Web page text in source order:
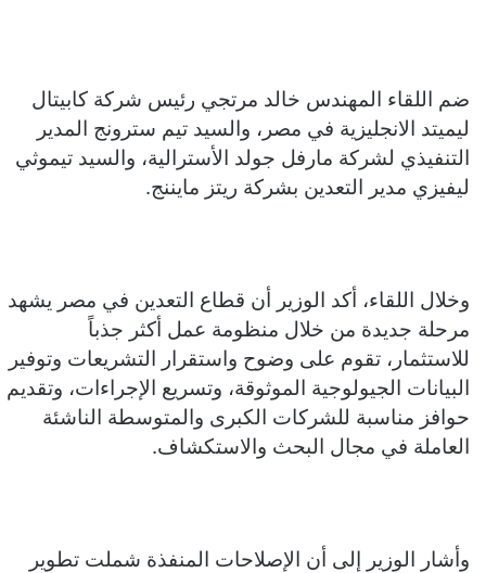
ضم اللقاء المهندس خالد مرتجي رئيس شركة كابيتال
ليميتد الانجليزية في مصر، والسيد تيم سترونج المدير
التنفيذي لشركة مارفل جولد الأسترالية، والسيد تيموثي
ليفيزي مدير التعدين بشركة ريتز مايننج.
وخلال اللقاء، أكد الوزير أن قطاع التعدين في مصر يشهد
مرحلة جديدة من خلال منظومة عمل أكثر جذباً
للاستثمار، تقوم على وضوح واستقرار التشريعات وتوفير
البيانات الجيولوجية الموثوقة، وتسريع الإجراءات، وتقديم
حوافز مناسبة للشركات الكبرى والمتوسطة الناشئة
العاملة في مجال البحث والاستكشاف.
وأشار الوزير إلى أن الإصلاحات المنفذة شملت تطوير